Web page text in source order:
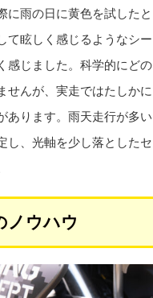
に雨の日に黄色を試した
て眩しく感じるようなシ
感じました。科学的にど
せんが、実走ではたしか
あります。雨天走行が多
し、光軸を少し落とした
ノウハウ